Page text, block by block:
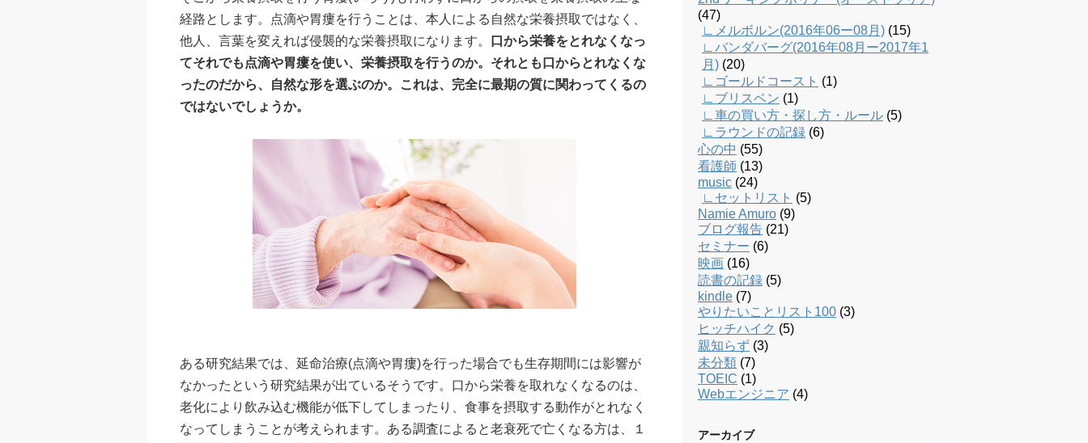
経路とします。点滴や胃瘻を行うことは、本人による自然な栄養摂取ではなく、
他人、言葉を変えれば侵襲的な栄養摂取になります。
口から栄養をとれなくなっ
てそれでも点滴や胃瘻を使い、栄養摂取を行うのか。それとも口からとれなくな
ったのだから、自然な形を選ぶのか。これは、完全に最期の質に関わってくるの
ではないでしょうか。
ある研究結果では、延命治療(点滴や胃瘻)を行った場合でも生存期間には影響が
なかったという研究結果が出ているそうです。口から栄養を取れなくなるのは、
老化により飲み込む機能が低下してしまったり、食事を摂取する動作がとれなく
なってしまうことが考えられます。ある調査によると老衰死で亡くなる方は、１
(47)
∟メルボルン(2016年06ー08月) (15)
∟バンダバーグ(2016年08月ー2017年1
月) (20)
∟ゴールドコースト (1)
∟ブリスベン (1)
∟車の買い方・探し方・ルール (5)
∟ラウンドの記録 (6)
心の中 (55)
看護師 (13)
music (24)
∟セットリスト (5)
Namie Amuro (9)
ブログ報告 (21)
セミナー (6)
映画 (16)
読書の記録 (5)
kindle (7)
やりたいことリスト100 (3)
ヒッチハイク (5)
親知らず (3)
未分類 (7)
TOEIC (1)
Webエンジニア (4)
アーカイブ